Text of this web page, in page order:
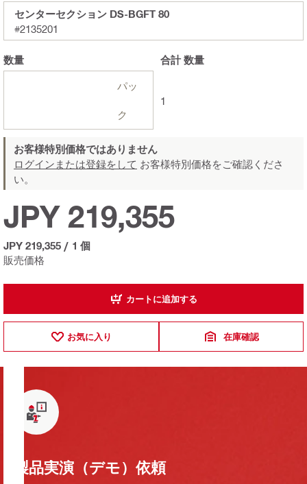
センターセクション DS-BGFT 80
#2135201
数量
パッ
ク
合計数量
1
お客様特別価格ではありません
ログインまたは登録をして お客様特別価格をご確認くださ
い。
販売価格
JPY 219,355
JPY 219,355 / 1 個
カートに追加する
お気に入り 在庫確認
製品実演（デモ）依頼